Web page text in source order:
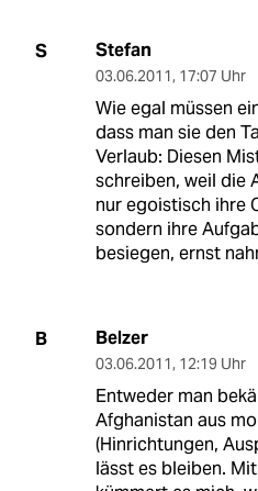
S Stefan
03.06.2011, 17:07 Uhr
Wie egal müssen
dass man sie den
Verlaub: Diesen
schreiben, weil die
nur egoistisch ihre
sondern ihre
besiegen, ernst
B Belzer
03.06.2011, 12:19 Uhr
Entweder man
Afghanistan aus
(Hinrichtungen,
lässt es bleiben.